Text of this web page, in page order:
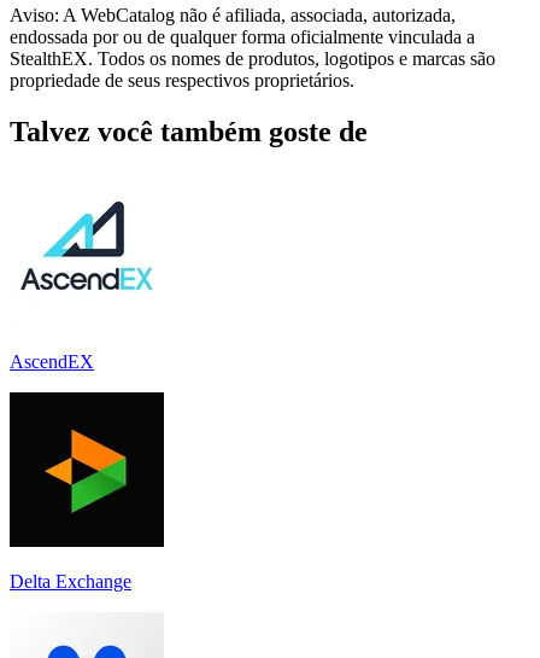
Aviso: A WebCatalog não é afiliada, associada, autorizada,
endossada por ou de qualquer forma oficialmente vinculada a
StealthEX. Todos os nomes de produtos, logotipos e marcas são
propriedade de seus respectivos proprietários.
Talvez você também goste de
AscendEX
Delta Exchange